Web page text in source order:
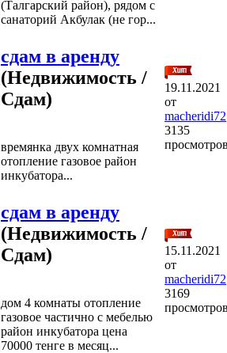
(Талгарский район), рядом с
санаторий Акбулак (не гор...
сдам в аренду
(Недвижимость /
Сдам)
времянка двух комнатная
отопление газовое район
инкубатора...
19.11.2021
от
macheridi72
3135
сдам в аренду
(Недвижимость /
Сдам)
дом 4 комнаты отопление
газовое частично с мебелью
район инкубатора цена
70000 тенге в месяц...
15.11.2021
от
macheridi72
3169